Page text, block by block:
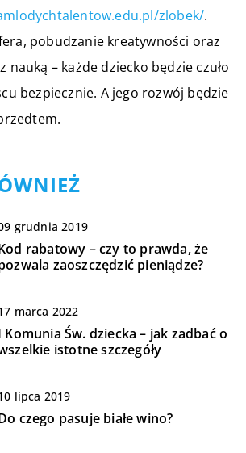
zlobek/.
pobudzanie kreatywności oraz
nauką – każde dziecko będzie czuło
bezpiecznie. A jego rozwój będzie
grudnia 2019
rabatowy – czy to prawda, że
zaoszczędzić pieniądze?
marca 2022
Komunia Św. dziecka – jak zadbać o
istotne szczegóły
lipca 2019
czego pasuje białe wino?